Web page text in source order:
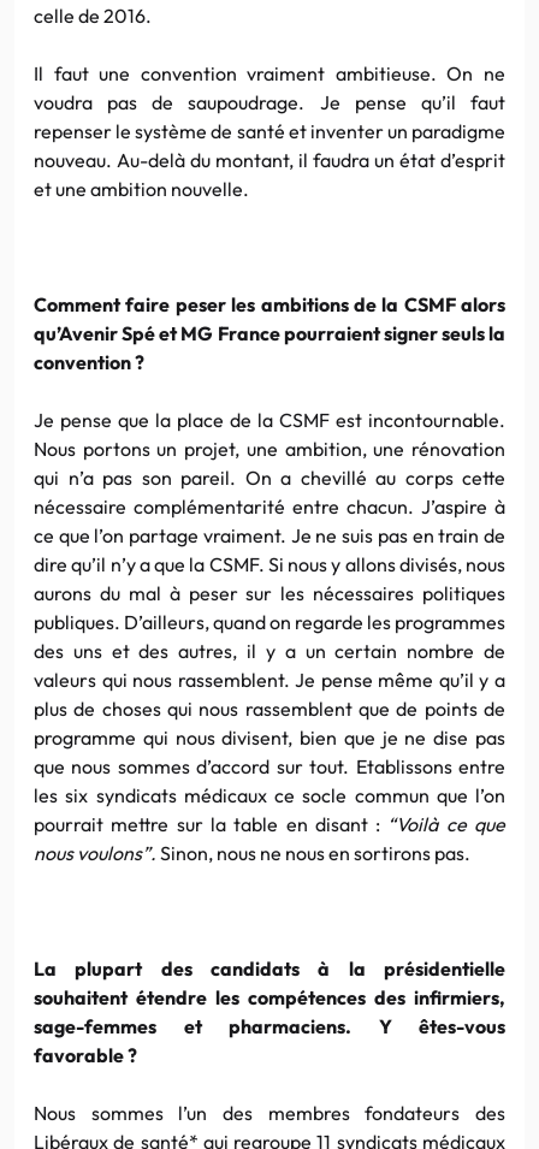
celle de 2016.
Il faut une convention vraiment ambitieuse. On ne
voudra pas de saupoudrage. Je pense qu’il faut
repenser le système de santé et inventer un paradigme
nouveau. Au-delà du montant, il faudra un état d’esprit
et une ambition nouvelle.
Comment faire peser les ambitions de la CSMF alors
qu’Avenir Spé et MG France pourraient signer seuls la
convention ?
Je pense que la place de la CSMF est incontournable.
Nous portons un projet, une ambition, une rénovation
qui n’a pas son pareil. On a chevillé au corps cette
nécessaire complémentarité entre chacun. J’aspire à
ce que l’on partage vraiment. Je ne suis pas en train de
dire qu’il n’y a que la CSMF. Si nous y allons divisés, nous
aurons du mal à peser sur les nécessaires politiques
publiques. D’ailleurs, quand on regarde les programmes
des uns et des autres, il y a un certain nombre de
valeurs qui nous rassemblent. Je pense même qu’il y a
plus de choses qui nous rassemblent que de points de
programme qui nous divisent, bien que je ne dise pas
que nous sommes d’accord sur tout. Etablissons entre
les six syndicats médicaux ce socle commun que l’on
pourrait mettre sur la table en disant : “Voilà ce que
nous voulons”. Sinon, nous ne nous en sortirons pas.
La plupart des candidats à la présidentielle
souhaitent étendre les compétences des infirmiers,
sage-femmes et pharmaciens. Y êtes-vous
favorable ?
Nous sommes l’un des membres fondateurs des
Libéraux de santé* qui regroupe 11 syndicats médicaux